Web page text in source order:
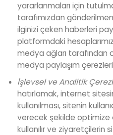
yararlanmaları için
tarafımızdan
ilginizi çeken haberleri
platformdaki
medya ağları tarafından
medya paylaşım
İşlevsel ve AnalitikÇ
hatırlamak, internet
kullanılması, sitenin
verecek şekilde optimize
kullanılır ve ziyaretçilerin